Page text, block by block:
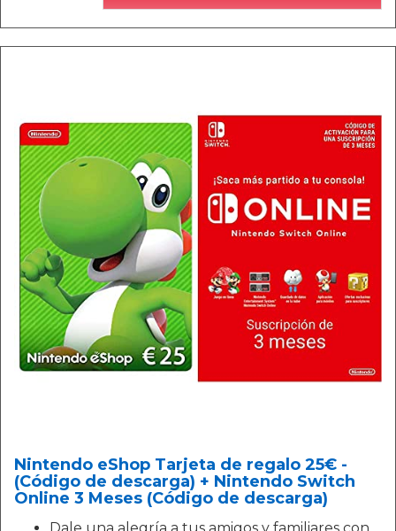
Nintendo eShop Tarjeta de regalo 25€ -
(Código de descarga) + Nintendo Switch
Online 3 Meses (Código de descarga)
Dale una alegría a tus amigos y familiares con